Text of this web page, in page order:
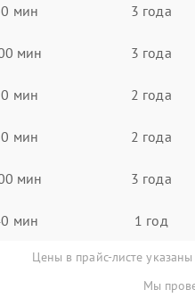
мин 3 года
мин 3 года
мин 2 года
мин 2 года
мин 3 года
мин 1 год
Цены в прайс-листе
Мы